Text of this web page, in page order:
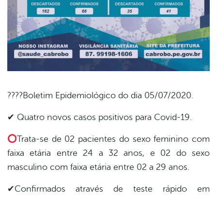
????Boletim Epidemiológico do dia 05/07/2020.
✔ Quatro novos casos positivos para Covid-19.
Trata-se de 02 pacientes do sexo feminino com
faixa etária entre 24 a 32 anos, e 02 do sexo
masculino com faixa etária entre 02 a 29 anos.
✔Confirmados através de teste rápido em